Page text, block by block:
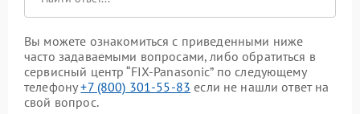
Вы можете ознакомиться с приведенными ниже
часто задаваемыми вопросами, либо обратиться в
сервисный центр “FIX-Panasonic” по следующему
телефону+7 (800) 301-55-83 если не нашли ответ на
свой вопрос.